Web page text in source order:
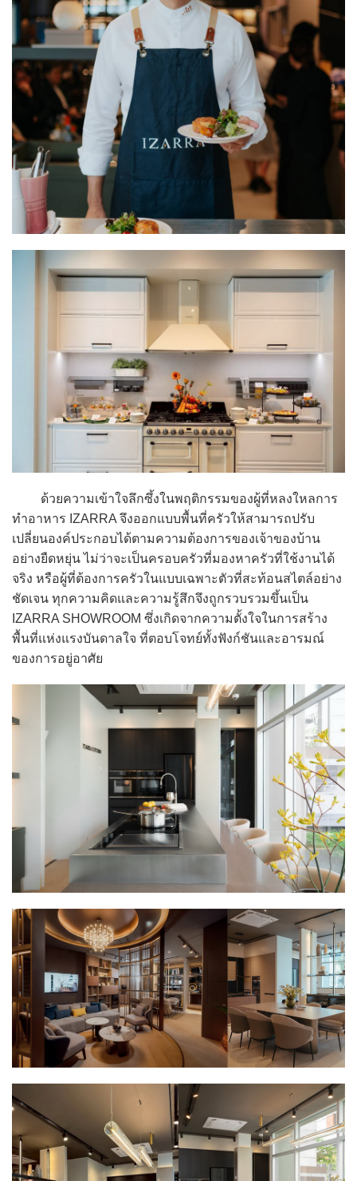
ด้วยความเข้าใจลึกซึ้งในพฤติกรรมของผู้ที่หลงใหลการ
ทำอาหาร IZARRA จึงออกแบบพื้นที่ครัวให้สามารถปรับ
เปลี่ยนองค์ประกอบได้ตามความต้องการของเจ้าของบ้าน
อย่างยืดหยุ่น ไม่ว่าจะเป็นครอบครัวที่มองหาครัวที่ใช้งานได้
จริง หรือผู้ที่ต้องการครัวในแบบเฉพาะตัวที่สะท้อนสไตล์อย่าง
ชัดเจน ทุกความคิดและความรู้สึกจึงถูกรวบรวมขึ้นเป็น
IZARRA SHOWROOM ซึ่งเกิดจากความตั้งใจในการสร้าง
พื้นที่แห่งแรงบันดาลใจ ที่ตอบโจทย์ทั้งฟังก์ชันและอารมณ์
ของการอยู่อาศัย